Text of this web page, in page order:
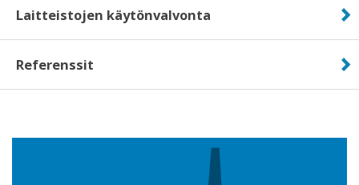
Laitteistojen käytönvalvonta
Referenssit